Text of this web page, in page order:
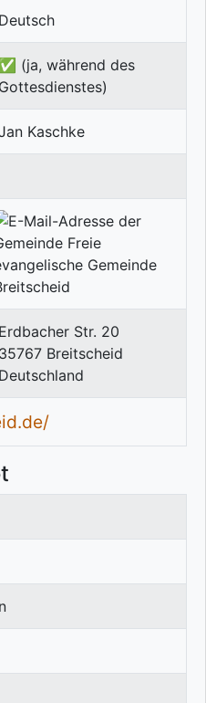
Deutsch
✅ (ja, während des
Gottesdienstes)
Kaschke
Erdbacher Str. 20
35767 Breitscheid
Deutschland